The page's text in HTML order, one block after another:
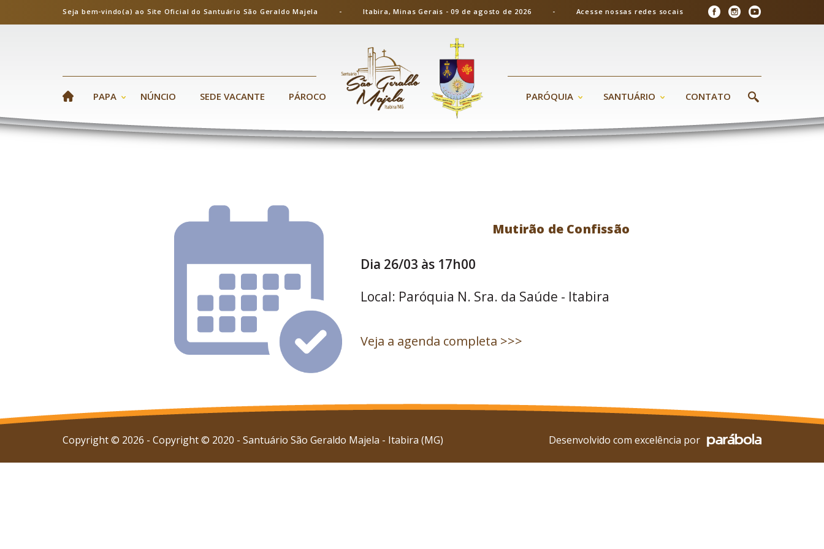
Seja bem-vindo(a) ao Site Oficial do Santuário São Geraldo Majela - Itabira, Minas Gerais - 09 de agosto de 2026 - Acesse nossas redes socais
PAPA NÚNCIO SEDE VACANTE PÁROCO PARÓQUIA SANTUÁRIO CONTATO
Mutirão de Confissão
Dia 26/03 às 17h00
Local: Paróquia N. Sra. da Saúde - Itabira
Veja a agenda completa >>>
Copyright © 2026 - Copyright © 2020 - Santuário São Geraldo Majela - Itabira (MG) Desenvolvido com excelência por